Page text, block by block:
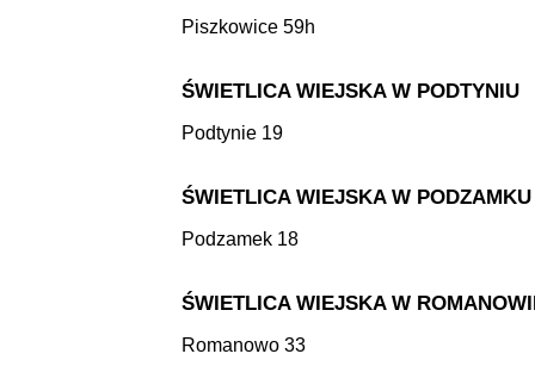
Piszkowice 59h
ŚWIETLICA WIEJSKA W PODTYNIU
Podtynie 19
ŚWIETLICA WIEJSKA W PODZAMKU
Podzamek 18
ŚWIETLICA WIEJSKA W
Romanowo 33